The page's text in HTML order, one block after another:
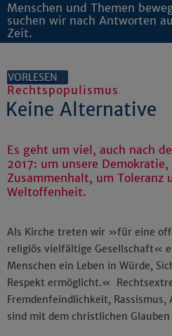
Menschen und Themen
suchen wir nach Antworten
Zeit.
VORLESEN
Rechtspopulismus
Keine Alternative
Es geht um viel, auch nach
2017: um unsere
Zusammenhalt, um Toleranz
Weltoffenheit.
Als Kirche treten wir »für eine
religiös vielfältige Gesellschaft«
Menschen ein Leben in Würde,
Respekt ermöglicht.«
Fremdenfeindlichkeit,
sind mit dem christlichen